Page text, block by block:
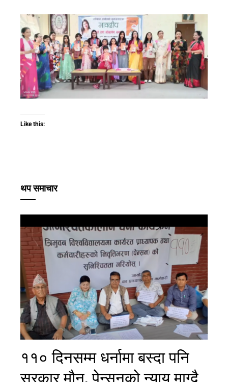
Like this:
थप समाचार
११० दिनसम्म धर्नामा बस्दा पनि
सरकार मौन, पेन्सनको न्याय माग्दै